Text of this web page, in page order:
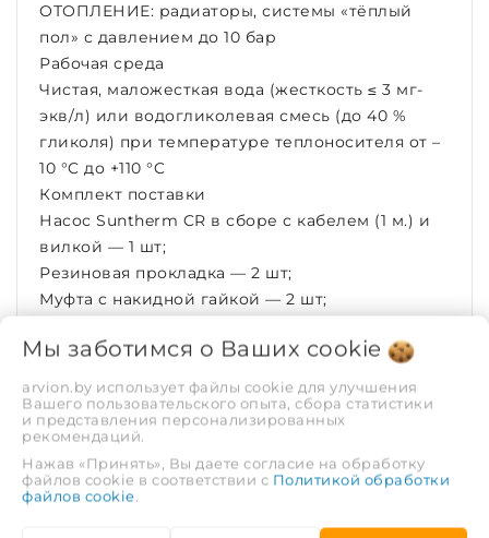
ОТОПЛЕНИЕ: радиаторы, системы «тёплый
пол» с давлением до 10 бар
Рабочая среда
Чистая, маложесткая вода (жесткость ≤ 3 мг-
экв/л) или водогликолевая смесь (до 40 %
гликоля) при температуре теплоносителя от –
10 °C до +110 °C
Комплект поставки
Насос Suntherm CR в сборе с кабелем (1 м.) и
вилкой — 1 шт;
Резиновая прокладка — 2 шт;
Муфта с накидной гайкой — 2 шт;
шт;
Упаковка (картон) — 1 шт.
ХАРАКТЕРИСТИКИ
Рабочая среда
Неагрессивные
Мы заботимся о Ваших cookie
arvion.by использует файлы cookie для улучшения
Вашего пользовательского опыта, сбора статистики
и представления персонализированных
рекомендаций.
Нажав «Принять», Вы даете согласие на обработку
файлов cookie в соответствии с Политикой обработки
файлов cookie.